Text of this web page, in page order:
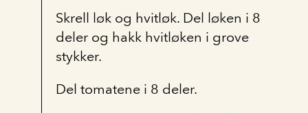
Skrell løk og hvitløk. Del løken i 8
deler og hakk hvitløken i grove
stykker.
Del tomatene i 8 deler.